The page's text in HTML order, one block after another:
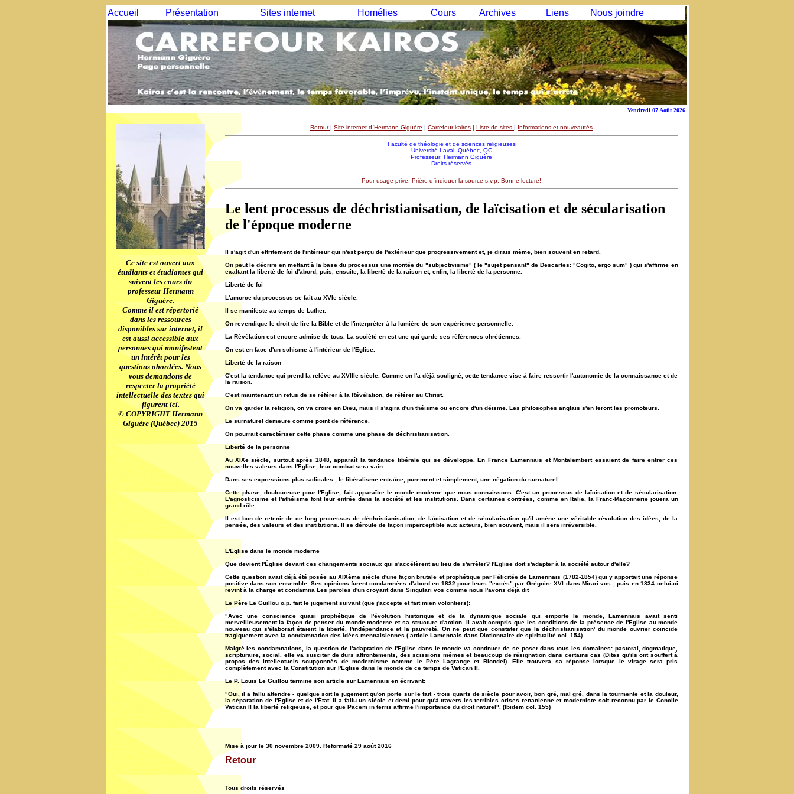
Accueil Présentation Sites internet Homélies Cours Archives Liens Nous joindre
Vendredi 07 Août 2026
Ce site est ouvert aux
étudiants et étudiantes qui
suivent les cours du
professeur Hermann
Giguère.
Comme il est répertorié
dans les ressources
disponibles sur internet, il
est aussi accessible aux
personnes qui manifestent
un intérêt pour les
questions abordées. Nous
vous demandons de
respecter la propriété
intellectuelle des textes qui
figurent ici.
© COPYRIGHT Hermann
Giguère (Québec) 2015
Retour| Site internet d`Hermann Giguère | Carrefour kairos | Liste de sites | Informations et nouveautés
Faculté de théologie et de sciences religieuses
Université Laval, Québec, QC
Professeur: Hermann Giguère
Droits réservés
Pour usage privé. Prière d`indiquer la source s.v.p. Bonne lecture!
Le lent processus de déchristianisation, de laïcisation et de sécularisation
de l'époque moderne
Il s'agit d'un effritement de l'intérieur qui n'est perçu de l'extérieur que progressivement et, je dirais même, bien souvent en retard.
On peut le décrire en mettant à la base du processus une montée du "subjectivisme" ( le "sujet pensant" de Descartes: "Cogito, ergo sum" ) qui s'affirme en
exaltant la liberté de foi d'abord, puis, ensuite, la liberté de la raison et, enfin, la liberté de la personne.
Liberté de foi
L'amorce du processus se fait au XVIe siècle.
Il se manifeste au temps de Luther.
On revendique le droit de lire la Bible et de l'interpréter à la lumière de son expérience personnelle.
La Révélation est encore admise de tous. La société en est une qui garde ses références chrétiennes.
On est en face d'un schisme à l'intérieur de l'Eglise.
Liberté de la raison
C'est la tendance qui prend la relève au XVIIIe siècle. Comme on l'a déjà souligné, cette tendance vise à faire ressortir l'autonomie de la connaissance et de
la raison.
C'est maintenant un refus de se référer à la Révélation, de référer au Christ.
On va garder la religion, on va croire en Dieu, mais il s'agira d'un théisme ou encore d'un déisme. Les philosophes anglais s'en feront les promoteurs.
Le surnaturel demeure comme point de référence.
On pourrait caractériser cette phase comme une phase de déchristianisation.
Liberté de la personne
Au XIXe siècle, surtout après 1848, apparaît la tendance libérale qui se développe. En France Lamennais et Montalembert essaient de faire entrer ces
nouvelles valeurs dans l'Eglise, leur combat sera vain.
Dans ses expressions plus radicales , le libéralisme entraîne, purement et simplement, une négation du surnaturel
Cette phase, douloureuse pour l'Eglise, fait apparaître le monde moderne que nous connaissons. C'est un processus de laïcisation et de sécularisation.
L'agnosticisme et l'athéisme font leur entrée dans la société et les institutions. Dans certaines contrées, comme en Italie, la Franc-Maçonnerie jouera un
grand rôle
Il est bon de retenir de ce long processus de déchristianisation, de laïcisation et de sécularisation qu'il amène une véritable révolution des idées, de la
pensée, des valeurs et des institutions. Il se déroule de façon imperceptible aux acteurs, bien souvent, mais il sera irréversible.
L'Eglise dans le monde moderne
Que devient l'Église devant ces changements sociaux qui s'accélèrent au lieu de s'arrêter? l'Eglise doit s'adapter à la société autour d'elle?
Cette question avait déjà été posée au XIXème siècle d'une façon brutale et prophétique par Félicitée de Lamennais (1782-1854) qui y apportait une réponse
positive dans son ensemble. Ses opinions furent condamnées d'abord en 1832 pour leurs "excès" par Grégoire XVI dans Mirari vos , puis en 1834 celui-ci
revint à la charge et condamna Les paroles d'un croyant dans Singulari vos comme nous l'avons déjà dit
Le Père Le Guillou o.p. fait le jugement suivant (que j'accepte et fait mien volontiers):
"Avec une conscience quasi prophétique de l'évolution historique et de la dynamique sociale qui emporte le monde, Lamennais avait senti
merveilleusement la façon de penser du monde moderne et sa structure d'action. Il avait compris que les conditions de la présence de l'Eglise au monde
nouveau qui s'élaborait étaient la liberté, l'indépendance et la pauvreté. On ne peut que constater que la déchristianisation' du monde ouvrier coïncide
tragiquement avec la condamnation des idées mennaisiennes ( article Lamennais dans Dictionnaire de spiritualité col. 154)
Malgré les condamnations, la question de l'adaptation de l'Eglise dans le monde va continuer de se poser dans tous les domaines: pastoral, dogmatique,
scripturaire, social. elle va susciter de durs affrontements, des scissions mêmes et beaucoup de résignation dans certains cas (Dites qu'ils ont souffert à
propos des intellectuels soupçonnés de modernisme comme le Père Lagrange et Blondel). Elle trouvera sa réponse lorsque le virage sera pris
complètement avec la Constitution sur l'Eglise dans le monde de ce temps de Vatican II.
Le P. Louis Le Guillou termine son article sur Lamennais en écrivant:
"Oui, il a fallu attendre - quelque soit le jugement qu'on porte sur le fait - trois quarts de siècle pour avoir, bon gré, mal gré, dans la tourmente et la douleur,
la séparation de l'Eglise et de l'État. Il a fallu un siècle et demi pour qu'à travers les terribles crises renanienne et moderniste soit reconnu par le Concile
Vatican II la liberté religieuse, et pour que Pacem in terris affirme l'importance du droit naturel". (Ibidem col. 155)
Mise à jour le 30 novembre 2009. Reformaté 29 août 2016
Retour
Tous droits réservés